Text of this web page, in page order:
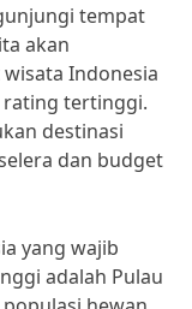
tempat
akan
Indonesia
tertinggi.
destinasi
dan budget
yang wajib
adalah Pulau